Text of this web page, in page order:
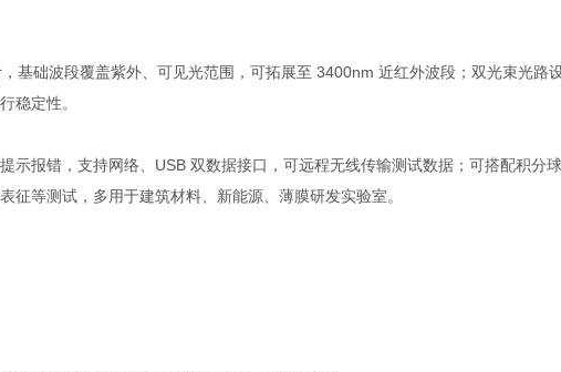
础波段覆盖紫外、可见光范围，可拓展至 3400nm 近红外波段；双光束光路
稳定性。
报错，支持网络、USB 双数据接口，可远程无线传输测试数据；可搭配积分
等测试，多用于建筑材料、新能源、薄膜研发实验室。